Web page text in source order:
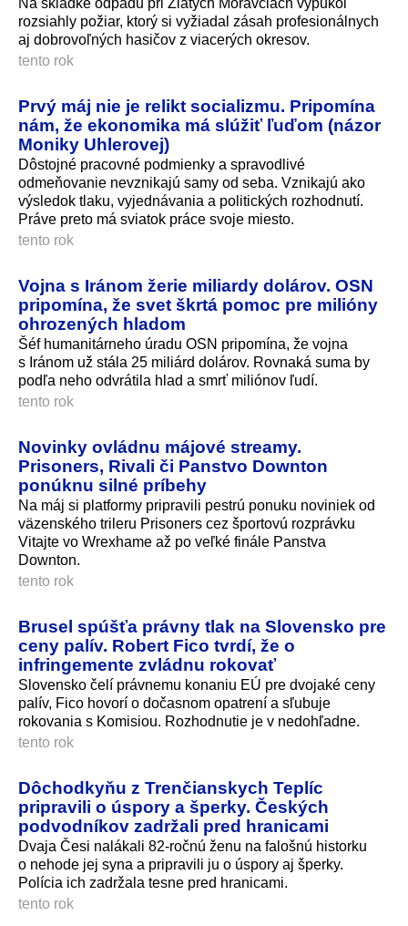
Na skládke odpadu pri Zlatých Moravciach vypukol
rozsiahly požiar, ktorý si vyžiadal zásah profesionálnych
aj dobrovoľných hasičov z viacerých okresov.
tento rok
Prvý máj nie je relikt socializmu. Pripomína
nám, že ekonomika má slúžiť ľuďom (názor
Moniky Uhlerovej)
Dôstojné pracovné podmienky a spravodlivé
odmeňovanie nevznikajú samy od seba. Vznikajú ako
výsledok tlaku, vyjednávania a politických rozhodnutí.
Práve preto má sviatok práce svoje miesto.
tento rok
Vojna s Iránom žerie miliardy dolárov. OSN
pripomína, že svet škrtá pomoc pre milióny
ohrozených hladom
Šéf humanitárneho úradu OSN pripomína, že vojna
s Iránom už stála 25 miliárd dolárov. Rovnaká suma by
podľa neho odvrátila hlad a smrť miliónov ľudí.
tento rok
Novinky ovládnu májové streamy.
Prisoners, Rivali či Panstvo Downton
ponúknu silné príbehy
Na máj si platformy pripravili pestrú ponuku noviniek od
väzenského trileru Prisoners cez športovú rozprávku
Vitajte vo Wrexhame až po veľké finále Panstva
Downton.
tento rok
Brusel spúšťa právny tlak na Slovensko pre
ceny palív. Robert Fico tvrdí, že o
infringemente zvládnu rokovať
Slovensko čelí právnemu konaniu EÚ pre dvojaké ceny
palív, Fico hovorí o dočasnom opatrení a sľubuje
rokovania s Komisiou. Rozhodnutie je v nedohľadne.
tento rok
Dôchodkyňu z Trenčianskych Teplíc
pripravili o úspory a šperky. Českých
podvodníkov zadržali pred hranicami
Dvaja Česi nalákali 82-ročnú ženu na falošnú historku
o nehode jej syna a pripravili ju o úspory aj šperky.
Polícia ich zadržala tesne pred hranicami.
tento rok